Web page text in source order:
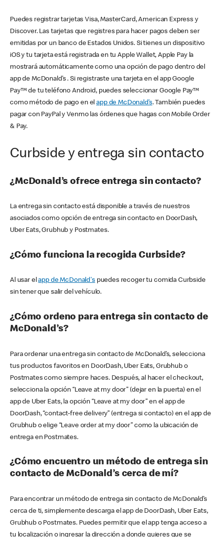
Puedes registrar tarjetas Visa, MasterCard, American Express y
Discover. Las tarjetas que registres para hacer pagos deben ser
emitidas por un banco de Estados Unidos. Si tienes un dispositivo
iOS y tu tarjeta está registrada en tu Apple Wallet, Apple Pay la
mostrará automáticamente como una opción de pago dentro del
app de McDonald’s . Si registraste una tarjeta en el app Google
Pay™ de tu teléfono Android, puedes seleccionar Google Pay™
como método de pago en elapp de McDonald’s. También puedes
pagar con PayPal y Venmo las órdenes que hagas con Mobile Order
& Pay.
Curbside y entrega sin contacto
¿McDonald’s ofrece entrega sin contacto?
La entrega sin contacto está disponible a través de nuestros
asociados como opción de entrega sin contacto en DoorDash,
Uber Eats, Grubhub y Postmates.
¿Cómo funciona la recogida Curbside?
Al usar elapp de McDonald'spuedes recoger tu comida Curbside
sin tener que salir del vehículo.
¿Cómo ordeno para entrega sin contacto de
McDonald’s?
Para ordenar una entrega sin contacto de McDonald’s, selecciona
tus productos favoritos en DoorDash, Uber Eats, Grubhub o
Postmates como siempre haces. Después, al hacer el checkout,
selecciona la opción “Leave at my door” (dejar en la puerta) en el
app de Uber Eats, la opción “Leave at my door” en el app de
DoorDash, “contact-free delivery” (entrega si contacto) en el app de
Grubhub o elige “Leave order at my door” como la ubicación de
entrega en Postmates.
¿Cómo encuentro un método de entrega sin
contacto de McDonald’s cerca de mí?
Para encontrar un método de entrega sin contacto de McDonald’s
cerca de ti, simplemente descarga el app de DoorDash, Uber Eats,
Grubhub o Postmates. Puedes permitir que el app tenga acceso a
tu localización o ingresar la dirección a donde quieres que se